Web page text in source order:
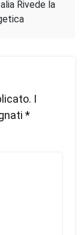
Rivede la
I
*